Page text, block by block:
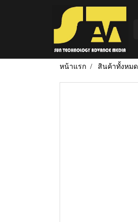
หน้าแรก สินค้าทั้งหมด